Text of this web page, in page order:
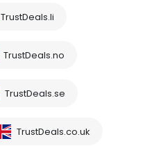
TrustDeals.li
TrustDeals.no
TrustDeals.se
TrustDeals.co.uk